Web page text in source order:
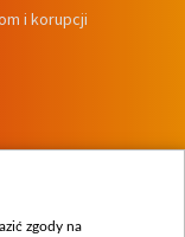
i korupcji
zgody na